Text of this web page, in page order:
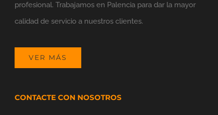
profesional. Trabajamos en Palencia para dar la mayor
calidad de servicio a nuestros clientes.
VER MÁS
CONTACTE CON NOSOTROS